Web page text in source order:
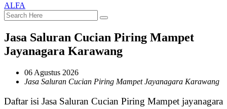
ALFA
Jasa Saluran Cucian Piring Mampet
Jayanagara Karawang
06 Agustus 2026
Jasa Saluran Cucian Piring Mampet Jayanagara Karawang
Daftar isi Jasa Saluran Cucian Piring Mampet jayanagara